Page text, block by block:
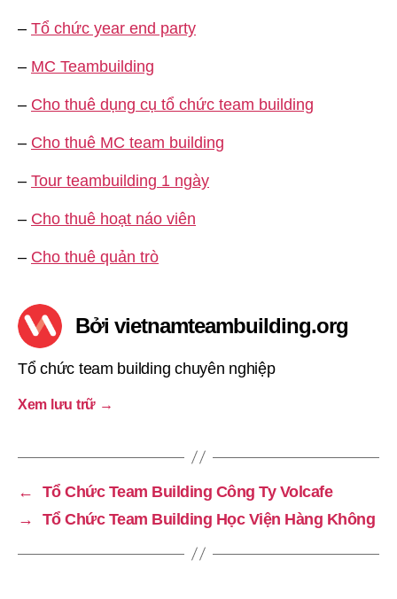
– Tổ chức year end party
– MC Teambuilding
– Cho thuê dụng cụ tổ chức team building
– Cho thuê MC team building
– Tour teambuilding 1 ngày
– Cho thuê hoạt náo viên
– Cho thuê quản trò
Bởi vietnamteambuilding.org
Tổ chức team building chuyên nghiệp
Xem lưu trữ →
←
Tổ Chức Team Building Công Ty Volcafe
→
Tổ Chức Team Building Học Viện Hàng Không